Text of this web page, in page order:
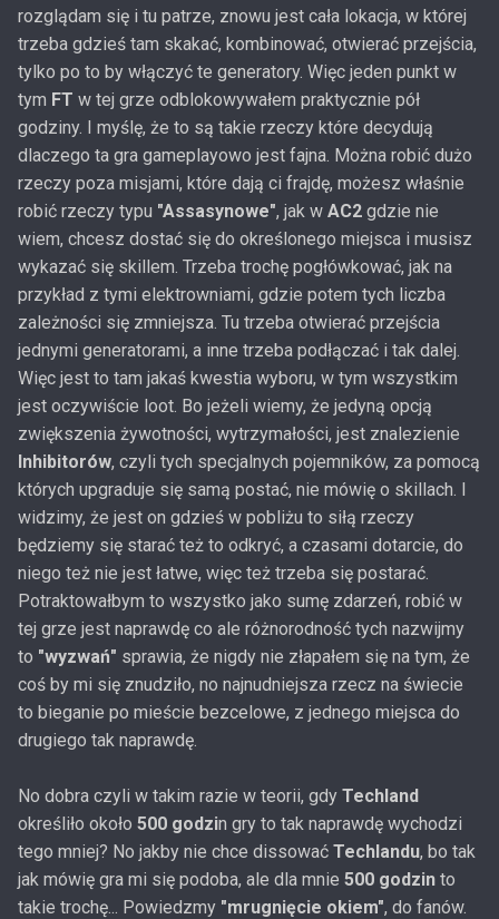
rozglądam się i tu patrze, znowu jest cała lokacja, w której
trzeba gdzieś tam skakać, kombinować, otwierać przejścia,
tylko po to by włączyć te generatory. Więc jeden punkt w
tym FT w tej grze odblokowywałem praktycznie pół
godziny. I myślę, że to są takie rzeczy które decydują
dlaczego ta gra gameplayowo jest fajna. Można robić dużo
rzeczy poza misjami, które dają ci frajdę, możesz właśnie
robić rzeczy typu "Assasynowe", jak w AC2 gdzie nie
wiem, chcesz dostać się do określonego miejsca i musisz
wykazać się skillem. Trzeba trochę pogłówkować, jak na
przykład z tymi elektrowniami, gdzie potem tych liczba
zależności się zmniejsza. Tu trzeba otwierać przejścia
jednymi generatorami, a inne trzeba podłączać i tak dalej.
Więc jest to tam jakaś kwestia wyboru, w tym wszystkim
jest oczywiście loot. Bo jeżeli wiemy, że jedyną opcją
zwiększenia żywotności, wytrzymałości, jest znalezienie
Inhibitorów, czyli tych specjalnych pojemników, za pomocą
których upgraduje się samą postać, nie mówię o skillach. I
widzimy, że jest on gdzieś w pobliżu to siłą rzeczy
będziemy się starać też to odkryć, a czasami dotarcie, do
niego też nie jest łatwe, więc też trzeba się postarać.
Potraktowałbym to wszystko jako sumę zdarzeń, robić w
tej grze jest naprawdę co ale różnorodność tych nazwijmy
to "wyzwań" sprawia, że nigdy nie złapałem się na tym, że
coś by mi się znudziło, no najnudniejsza rzecz na świecie
to bieganie po mieście bezcelowe, z jednego miejsca do
drugiego tak naprawdę.
No dobra czyli w takim razie w teorii, gdy Techland
określiło około 500 godzin gry to tak naprawdę wychodzi
tego mniej? No jakby nie chce dissować Techlandu, bo tak
jak mówię gra mi się podoba, ale dla mnie 500 godzin to
takie trochę... Powiedzmy "mrugnięcie okiem", do fanów.